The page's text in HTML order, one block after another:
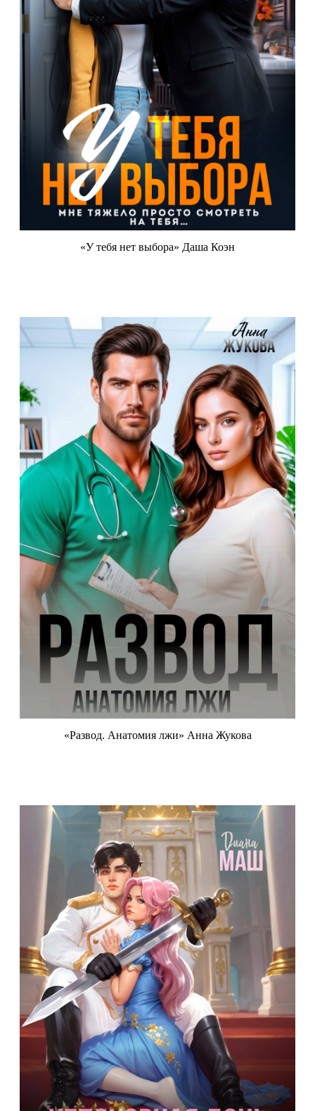
«У тебя нет выбора» Даша Коэн
«Развод. Анатомия лжи» Анна Жукова